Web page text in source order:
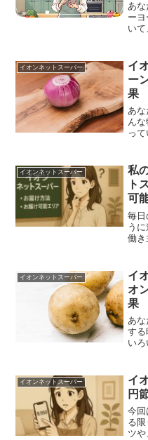
あな
ー
い
マ
コ
イオンネットスーパー
イ
ー
果
あな
ん
っ
ット
と
イオンネットスーパー
私
ト
可
果
毎日
う
働き
る
ら
イオンネットスーパー
イ
オ
果
あな
する
い
は
イ
イオンネットスーパー
イ
円
今回
る
ツ